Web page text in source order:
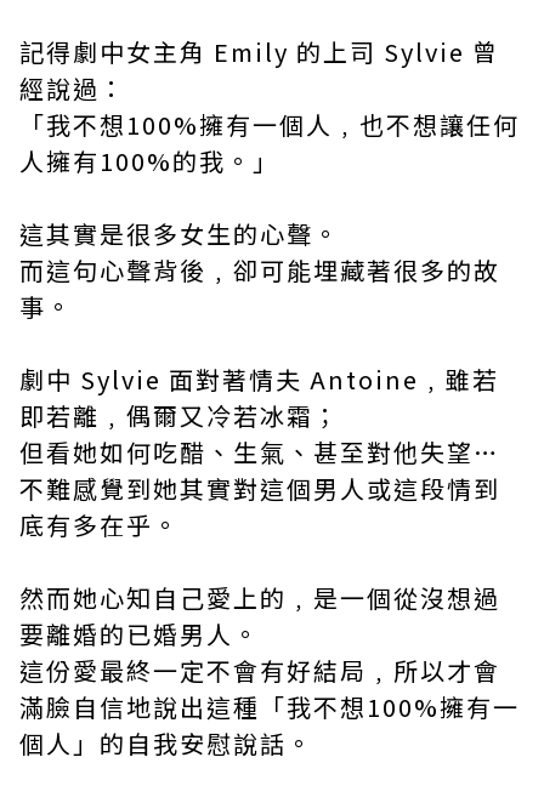
記得劇中女主角 Emily 的上司 Sylvie 曾
經說過：
「我不想100%擁有一個人﹐也不想讓任何
人擁有100%的我。」
這其實是很多女生的心聲。
而這句心聲背後﹐卻可能埋藏著很多的故
事。
劇中 Sylvie 面對著情夫 Antoine﹐雖若
即若離﹐偶爾又冷若冰霜；
但看她如何吃醋、生氣、甚至對他失望…
不難感覺到她其實對這個男人或這段情到
底有多在乎。
然而她心知自己愛上的﹐是一個從沒想過
要離婚的已婚男人。
這份愛最終一定不會有好結局﹐所以才會
滿臉自信地說出這種「我不想100%擁有一
個人」的自我安慰說話。